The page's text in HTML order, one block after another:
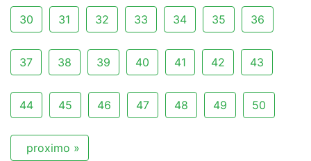
30 31 32 33 34 35 36
37 38 39 40 41 42 43
44 45 46 47 48 49 50
proximo »